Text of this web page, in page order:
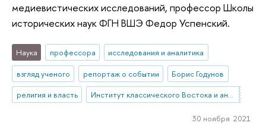
медиевистических исследований, профессор Школы
исторических наук ФГН ВШЭ Федор Успенский.
Наука профессора
исследования и аналитика
взгляд ученого
репортаж о событии
Борис Годунов
религия и власть
Институт классического Востока и античности
30 ноября 2021